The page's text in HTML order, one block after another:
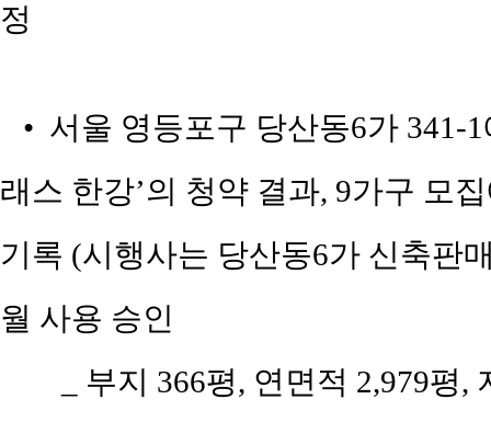
정
• 서울 영등포구 당산동6가 341-
래스 한강’의 청약 결과, 9가구 모
기록 (시행사는 당산동6가 신축판
월 사용 승인
_ 부지 366평, 연면적 2,979평